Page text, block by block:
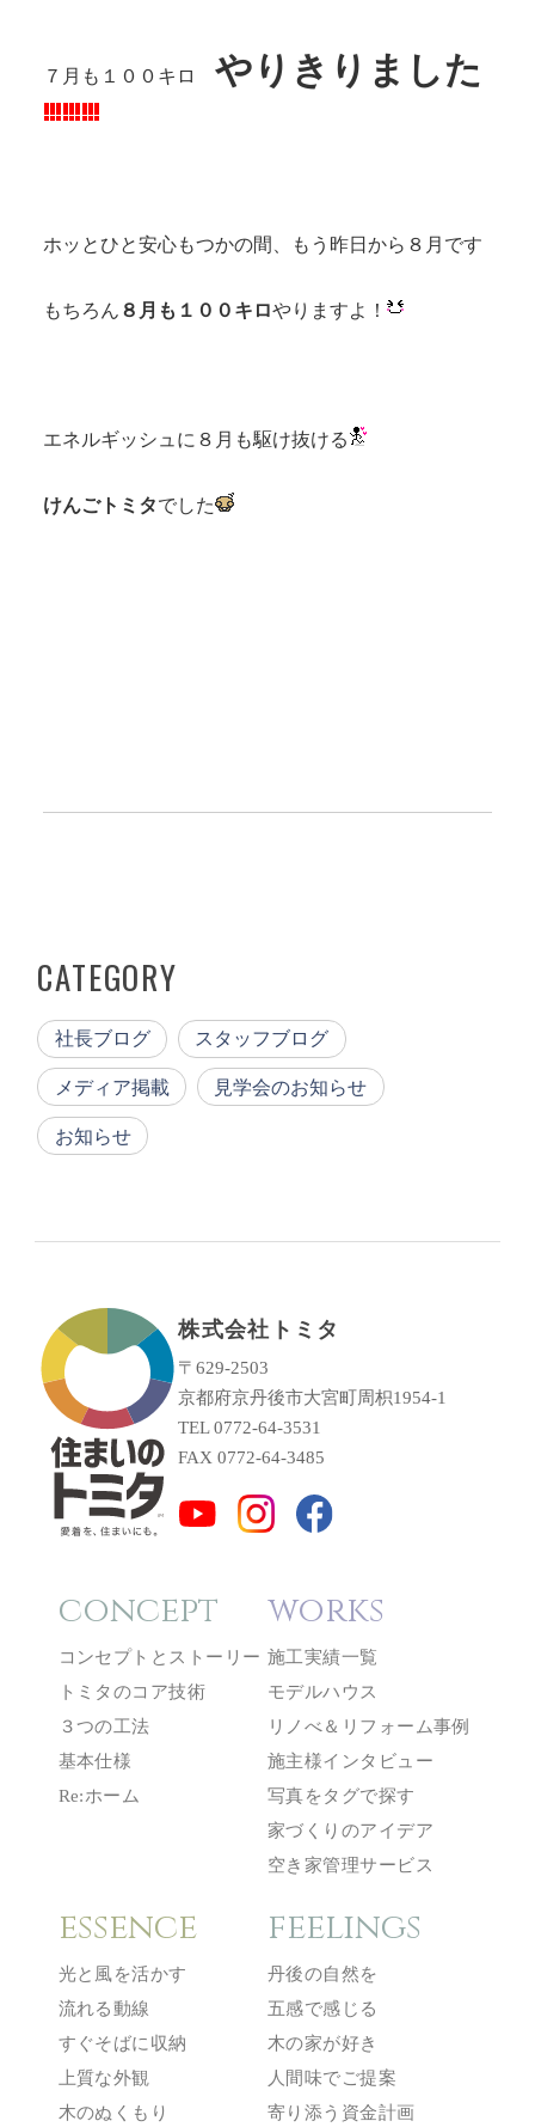
７月も１００キロ やりきりました
ホッとひと安心もつかの間、もう昨日から８月です
もちろん ８月も１００キロやりますよ！
エネルギッシュに８月も駆け抜ける
けんごトミタでした
CATEGORY
社長ブログ スタッフブログ
メディア掲載 見学会のお知らせ
お知らせ
株式会社トミタ
〒629-2503
京都府京丹後市大宮町周枳1954-1
TEL 0772-64-3531
FAX 0772-64-3485
concept
コンセプトとストーリー
トミタのコア技術
３つの工法
基本仕様
Re:ホーム
works
施工実績一覧
モデルハウス
リノべ＆リフォーム事例
施主様インタビュー
写真をタグで探す
家づくりのアイデア
空き家管理サービス
essence
光と風を活かす
流れる動線
すぐそばに収納
上質な外観
木のぬくもり
feelings
丹後の自然を
五感で感じる
木の家が好き
人間味でご提案
寄り添う資金計画